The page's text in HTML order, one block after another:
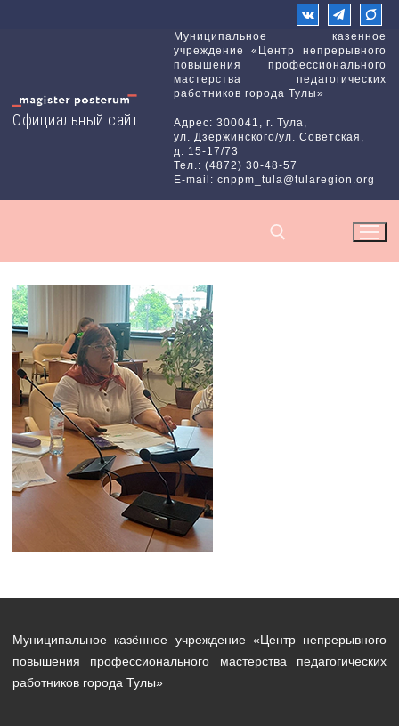
Официальный сайт
Муниципальное казенное
учреждение «Центр непрерывного
повышения профессионального
мастерства педагогических
работников города Тулы»
Адрес: 300041, г. Тула,
ул. Дзержинского/ул. Советская,
д. 15-17/73
Тел.: (4872) 30-48-57
E-mail: cnppm_tula@tularegion.org
Найти:
Муниципальное казённое учреждение «Центр непрерывного
повышения профессионального мастерства педагогических
работников города Тулы»